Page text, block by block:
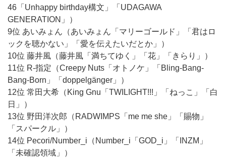
46「Unhappy birthday構文」「UDAGAWA
GENERATION」）
9位 あいみょん（あいみょん「マリーゴールド」「君はロ
ックを聴かない」「愛を伝えたいだとか」）
10位 藤井風（藤井風「満ちてゆく」「花」「きらり」）
11位 R-指定（Creepy Nuts「オトノケ」「Bling-Bang-
Bang-Born」「doppelgänger」）
12位 常田大希（King Gnu「TWILIGHT!!!」「ねっこ」「白
日」）
13位 野田洋次郎（RADWIMPS「me me she」「賜物」
「スパークル」）
14位 Pecori/Number_i（Number_i「GOD_i」「INZM」
「未確認領域」）